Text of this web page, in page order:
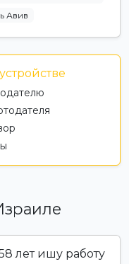
Авив
лет ишу работу